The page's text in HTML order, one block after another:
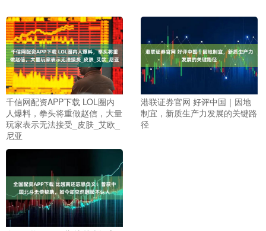
千信网配资APP下载 LOL圈内
人爆料，拳头将重做赵信，大量
玩家表示无法接受_皮肤_艾欧_
尼亚
港联证券官网 好评中国｜因地
制宜，新质生产力发展的关键路
径